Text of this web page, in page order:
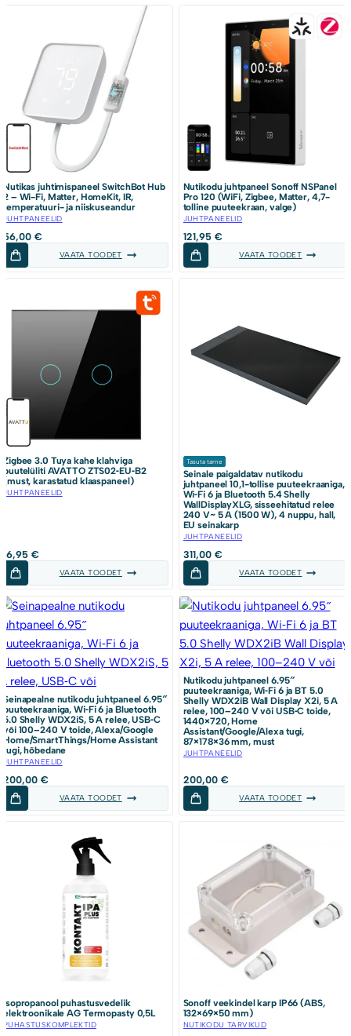
Nutikas juhtimispaneel SwitchBot Hub
2 – Wi-Fi, Matter, HomeKit, IR,
temperatuuri- ja niiskuseandur
JUHTPANEELID
56,00 €
VAATA TOODET
Nutikodu juhtpaneel Sonoff NSPanel
Pro 120 (WiFi, Zigbee, Matter, 4,7-
tolline puuteekraan, valge)
JUHTPANEELID
121,95 €
VAATA TOODET
Zigbee 3.0 Tuya kahe klahviga
puutelüliti AVATTO ZTS02‑EU‑B2
(must, karastatud klaaspaneel)
JUHTPANEELID
16,95 €
VAATA TOODET
Tasuta tarne
Seinale paigaldatav nutikodu
juhtpaneel 10,1-tollise puuteekraaniga,
Wi‑Fi 6 ja Bluetooth 5.4 Shelly
WallDisplayXLG, sisseehitatud relee
240 V~ 5 A (1500 W), 4 nuppu, hall,
EU seinakarp
JUHTPANEELID
311,00 €
VAATA TOODET
Seinapealne nutikodu juhtpaneel 6.95″
puuteekraaniga, Wi‑Fi 6 ja Bluetooth
5.0 Shelly WDX2iS, 5 A relee, USB‑C
või 100–240 V toide, Alexa/Google
Home/SmartThings/Home Assistant
tugi, hõbedane
JUHTPANEELID
200,00 €
VAATA TOODET
Nutikodu juhtpaneel 6.95″
puuteekraaniga, Wi‑Fi 6 ja BT 5.0
Shelly WDX2iB Wall Display X2i, 5 A
relee, 100–240 V või USB‑C toide,
1440×720, Home
Assistant/Google/Alexa tugi,
87×178×36 mm, must
JUHTPANEELID
200,00 €
VAATA TOODET
Isopropanool puhastusvedelik
elektroonikale AG Termopasty 0,5L
PUHASTUSKOMPLEKTID
Sonoff veekindel karp IP66 (ABS,
132×69×50 mm)
NUTIKODU TARVIKUD